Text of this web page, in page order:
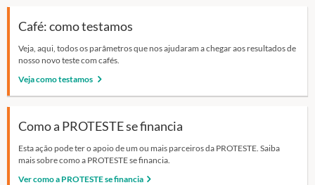
Café: como testamos
Veja, aqui, todos os parâmetros que nos ajudaram a chegar aos resultados de
nosso novo teste com cafés.
Veja como testamos
Como a PROTESTE se financia
Esta ação pode ter o apoio de um ou mais parceiros da PROTESTE. Saiba
mais sobre como a PROTESTE se financia.
Ver como a PROTESTE se financia